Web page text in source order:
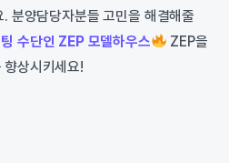
분양담당자분들 고민을 해결해줄
수단인 ZEP 모델하우스
ZEP을
상시키세요!